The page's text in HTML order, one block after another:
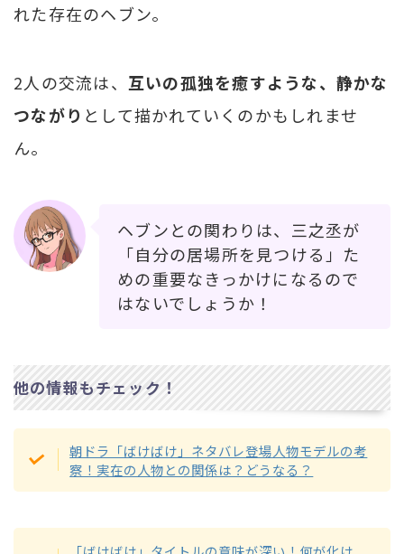
れた存在のヘブン。
2人の交流は、 互いの孤独を癒すような、静かな
つながり として描かれていくのかもしれませ
ん。
ヘブンとの関わりは、三之丞が
「自分の居場所を見つける」た
めの重要なきっかけになるので
はないでしょうか！
他の情報もチェック！
朝ドラ「ばけばけ」ネタバレ登場人物モデルの考
察！実在の人物との関係は？どうなる？